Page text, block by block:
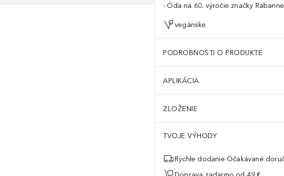
Óda na 60. výročie značky Rabanne
vegánske
PODROBNOSTI O PRODUKTE
APLIKÁCIA
ZLOŽENIE
TVOJE VÝHODY
Rýchle dodanie Očakávané